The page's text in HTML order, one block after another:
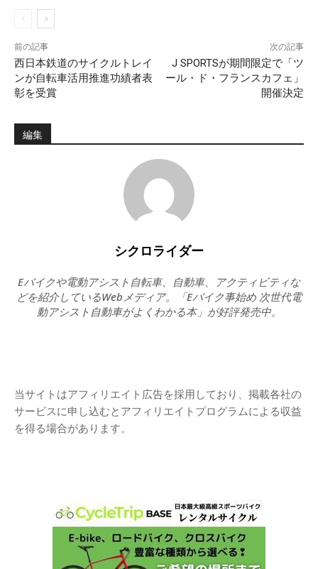
前の記事
西日本鉄道のサイクルトレイ
ンが自転車活用推進功績者表
彰を受賞
次の記事
J SPORTSが期間限定で「ツ
ール・ド・フランスカフェ」
開催決定
編集
シクロライダー
Eバイクや電動アシスト自転車、自動車、アクティビティな
どを紹介しているWebメディア。「Eバイク事始め 次世代電
動アシスト自動車がよくわかる本」が好評発売中。
当サイトはアフィリエイト広告を採用しており、掲載各社の
サービスに申し込むとアフィリエイトプログラムによる収益
を得る場合があります。